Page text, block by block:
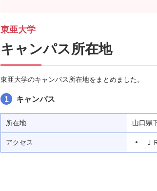
東亜大学
キャンパス所在地
東亜大学のキャンパス所在地をまとめました。
1 キャンパス
所在地 山口県
アクセス Ｊ